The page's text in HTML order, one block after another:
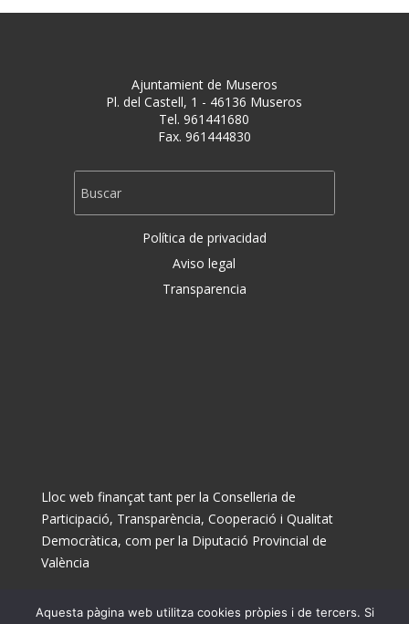
Ajuntamient de Museros
Pl. del Castell, 1 - 46136 Museros
Tel. 961441680
Fax. 961444830
Política de privacidad
Aviso legal
Transparencia
Lloc web finançat tant per la Conselleria de
Participació, Transparència, Cooperació i Qualitat
Democràtica, com per la Diputació Provincial de
València
Aquesta pàgina web utilitza cookies pròpies i de tercers. Si